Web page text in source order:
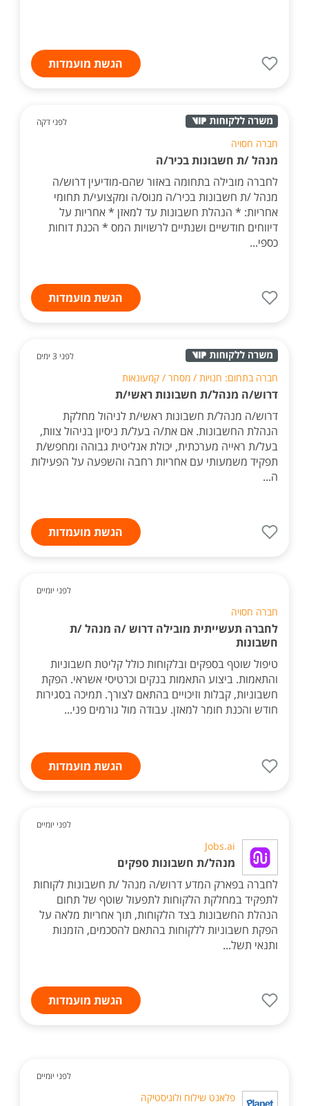
הגשת מועמדות
לפני דקה
חברה חסויה
מנהל /ת חשבונות בכיר/ה
לחברה מובילה בתחומה באזור שהם-מודיעין דרוש/ה
מנהל /ת חשבונות בכיר/ה מנוס/ה ומקצועי/ת תחומי
אחריות: * הנהלת חשבונות עד למאזן * אחריות על
דיווחים חודשיים ושנתיים לרשויות המס * הכנת דוחות
כספי...
הגשת מועמדות
לפני 3 ימים
חברה בתחום: חנויות / מסחר / קמעונאות
דרוש/ה מנהל/ת חשבונות ראשי/ת
דרוש/ה מנהל/ת חשבונות ראשי/ת לניהול מחלקת
הנהלת החשבונות. אם את/ה בעל/ת ניסיון בניהול צוות,
בעל/ת ראייה מערכתית, יכולת אנליטית גבוהה ומחפש/ת
תפקיד משמעותי עם אחריות רחבה והשפעה על הפעילות
ה...
הגשת מועמדות
לפני יומיים
חברה חסויה
לחברה תעשייתית מובילה דרוש /ה מנהל /ת
חשבונות
טיפול שוטף בספקים ובלקוחות כולל קליטת חשבוניות
והתאמות. ביצוע התאמות בנקים וכרטיסי אשראי. הפקת
חשבוניות, קבלות וזיכויים בהתאם לצורך. תמיכה בסגירות
חודש והכנת חומר למאזן. עבודה מול גורמים פני...
הגשת מועמדות
לפני יומיים
Jobs.ai
מנהל/ת חשבונות ספקים
לחברה בפארק המדע דרוש/ה מנהל /ת חשבונות לקוחות
לתפקיד במחלקת הלקוחות לתפעול שוטף של תחום
הנהלת החשבונות בצד הלקוחות, תוך אחריות מלאה על
הפקת חשבוניות ללקוחות בהתאם להסכמים, הזמנות
ותנאי תשל...
הגשת מועמדות
לפני יומיים
פלאנט שילוח ולוגיסטיקה